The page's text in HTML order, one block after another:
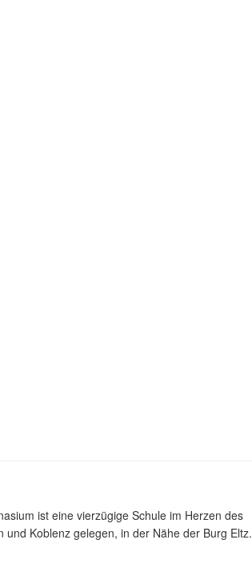
ist eine vierzügige Schule im Herzen des
und Koblenz gelegen, in der Nähe der Burg Eltz.